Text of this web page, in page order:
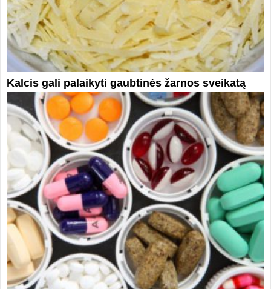
Kalcis gali palaikyti gaubtinės žarnos sveikatą